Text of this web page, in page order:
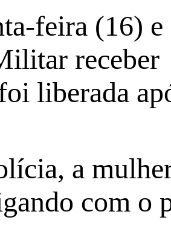
feira (16) e
receber
liberada
a
com o